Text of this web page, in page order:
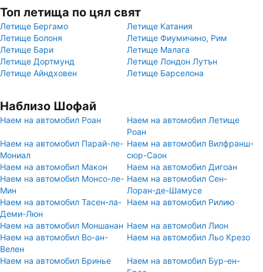
Топ летища по цял свят
Летище Бергамо
Летище Катания
Летище Болоня
Летище Фиумичино, Рим
Летище Бари
Летище Малага
Летище Дортмунд
Летище Лондон Лутън
Летище Айндховен
Летище Барселона
Наблизо Шофай
Наем на автомобил Роан
Наем на автомобил Летище
Роан
Наем на автомобил Парай-ле-
Мониал
Наем на автомобил Вилфранш-
сюр-Саон
Наем на автомобил Макон
Наем на автомобил Дигоан
Наем на автомобил Монсо-ле-
Мин
Наем на автомобил Сен-
Лоран-де-Шамусе
Наем на автомобил Тасен-ла-
Деми-Люн
Наем на автомобил Рилию
Наем на автомобил Моншанан Наем на автомобил Лион
Наем на автомобил Во-ан-
Велен
Наем на автомобил Льо Крезо
Наем на автомобил Бринье
Наем на автомобил Бур-ен-